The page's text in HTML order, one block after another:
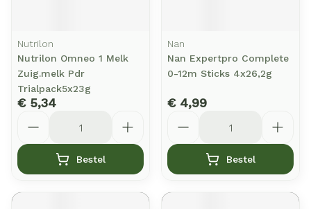
Nutrilon
Nutrilon Omneo 1 Melk
Zuig.melk Pdr
Trialpack5x23g
€ 5,34
Bestel
Nan
Nan Expertpro Complete
0-12m Sticks 4x26,2g
€ 4,99
Bestel